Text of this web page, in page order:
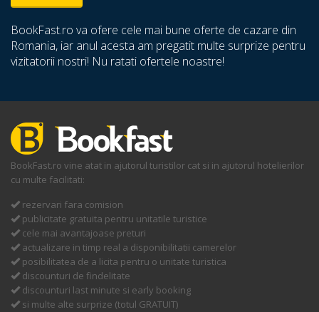
BookFast.ro va ofere cele mai bune oferte de cazare din
Romania, iar anul acesta am pregatit multe surprize pentru
vizitatorii nostri! Nu ratati ofertele noastre!
BookFast.ro vine atat in ajutorul turistilor cat si in ajutorul hotelierilor
cu multe facilitati:
rezervari fara comision
publicitate gratuita pentru unitatile turistice
cele mai avantajoase preturi
actualizare in timp real a disponibilitatii camerelor
posibilitatea de a licita pentru o unitate turistica
discounturi de findelitate
discounturi last minute si early booking
si multe alte surprize (totul GRATUIT)